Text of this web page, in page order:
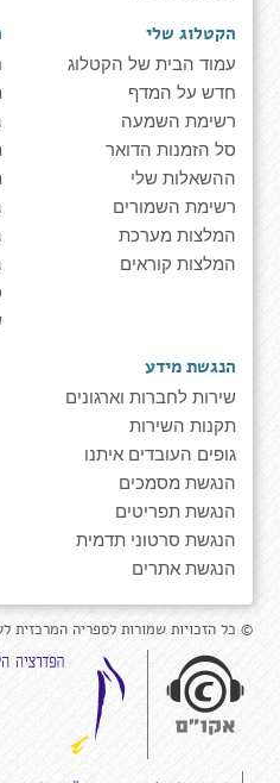
הקטלוג שלי
עמוד הבית של הקטלוג
חדש על המדף
רשימת השמעה
סל הזמנות הדואר
ההשאלות שלי
רשימת השמורים
המלצות מערכת
המלצות קוראים
הנגשת מידע
שירות לחברות וארגונים
תקנות השירות
גופים העובדים איתנו
הנגשת מסמכים
הנגשת תפריטים
הנגשת סרטוני תדמית
הנגשת אתרים
© כל הזכויות שמורות לספריה המרכזית